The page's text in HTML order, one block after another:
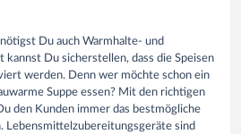
Du auch Warmhalte- und
Du sicherstellen, dass die Speisen
werden. Denn wer möchte schon ein
Suppe essen? Mit den richtigen
den Kunden immer das bestmögliche
Lebensmittelzubereitungsgeräte sind